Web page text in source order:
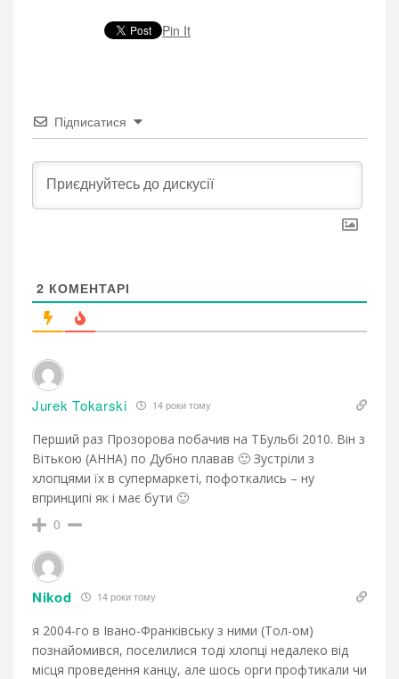
Pin It
Підписатися
2 КОМЕНТАРІ
Jurek Tokarski 14 роки тому
Перший раз Прозорова побачив на ТБульбі 2010. Він з
Вітькою (АННА) по Дубно плавав 🙂 Зустріли з
хлопцями їх в супермаркеті, пофоткались – ну
впринципі як і має бути 🙂
0
Nikod 14 роки тому
я 2004-го в Івано-Франківську з ними (Тол-ом)
познайомився, поселилися тоді хлопці недалеко від
місця проведення канцу, але шось орги профтикали чи